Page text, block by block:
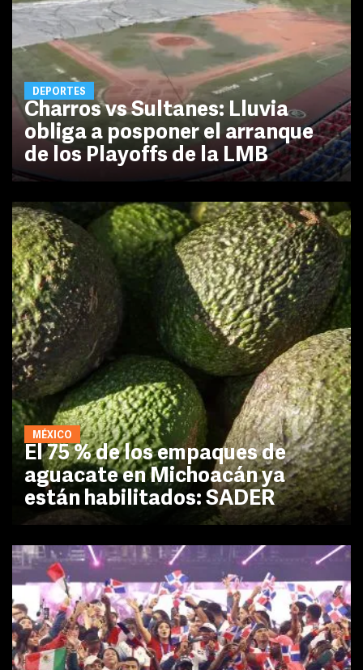
DEPORTES
Charros vs Sultanes: Lluvia
obliga a posponer el arranque
de los Playoffs de la LMB
MÉXICO
El 75 % de los empaques de
aguacate en Michoacán ya
están habilitados: SADER